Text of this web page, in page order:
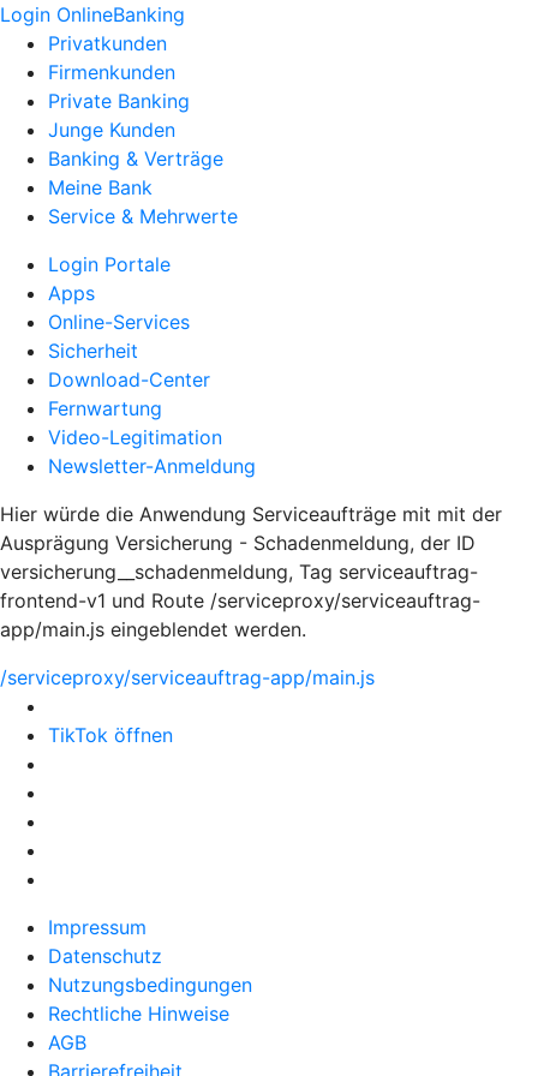
Login OnlineBanking
Privatkunden
Firmenkunden
Private Banking
Junge Kunden
Banking & Verträge
Meine Bank
Service & Mehrwerte
Login Portale
Apps
Online-Services
Sicherheit
Download-Center
Fernwartung
Video-Legitimation
Newsletter-Anmeldung
Hier würde die Anwendung Serviceaufträge mit mit der
Ausprägung Versicherung - Schadenmeldung, der ID
versicherung__schadenmeldung, Tag serviceauftrag-
frontend-v1 und Route /serviceproxy/serviceauftrag-
app/main.js eingeblendet werden.
/serviceproxy/serviceauftrag-app/main.js
TikTok öffnen
Impressum
Datenschutz
Nutzungsbedingungen
Rechtliche Hinweise
AGB
Barrierefreiheit